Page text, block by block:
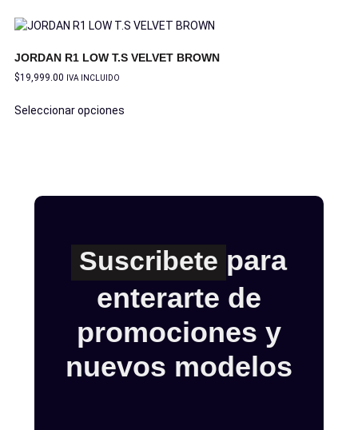
JORDAN R1 LOW T.S VELVET BROWN
$19,999.00 IVA INCLUIDO
Seleccionar opciones
Suscribete para
enterarte de
promociones y
nuevos modelos